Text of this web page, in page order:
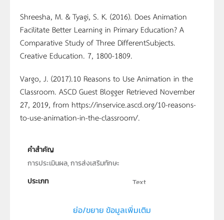
Shreesha, M. & Tyagi, S. K. (2016). Does Animation
Facilitate Better Learning in Primary Education? A
Comparative Study of Three DifferentSubjects.
Creative Education. 7, 1800-1809.
Vargo, J. (2017).10 Reasons to Use Animation in the
Classroom. ASCD Guest Blogger Retrieved November
27, 2019, from https://inservice.ascd.org/10-reasons-
to-use-animation-in-the-classroom/.
คำสำคัญ
การประเมินผล, การส่งเสริมทักษะ
ประเภท
Text
สถาบันส่งเสริมการสอนวิทยาศาสตร์และเทคโนโลยี (สสวท.)
ย่อ/ขยาย ข้อมูลเพิ่มเติม